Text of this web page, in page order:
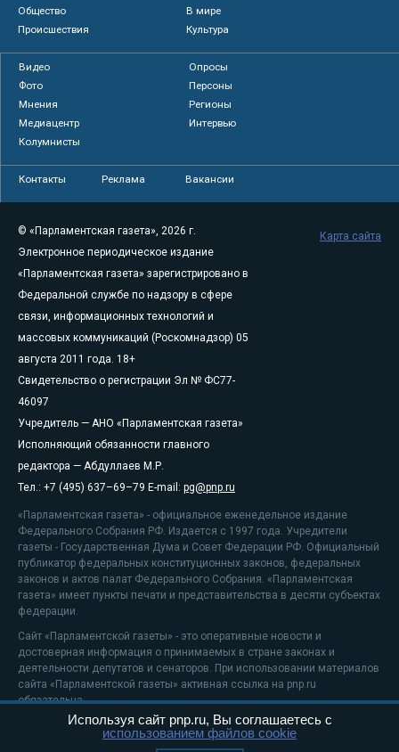
Общество
В мире
Происшествия
Культура
Видео
Опросы
Фото
Персоны
Мнения
Регионы
Медиацентр
Интервью
Колумнисты
Контакты Реклама Вакансии
© «Парламентская газета», 2026 г.
Электронное периодическое издание
«Парламентская газета» зарегистрировано в
Федеральной службе по надзору в сфере
связи, информационных технологий и
массовых коммуникаций (Роскомнадзор) 05
августа 2011 года. 18+
Свидетельство о регистрации Эл № ФС77-
46097
Учредитель — АНО «Парламентская газета»
Исполняющий обязанности главного
редактора — Абдуллаев М.Р.
Тел.: +7 (495) 637–69–79 E-mail: pg@pnp.ru
«Парламентская газета» - официальное еженедельное издание
Федерального Собрания РФ. Издается с 1997 года. Учредители
газеты - Государственная Дума и Совет Федерации РФ. Официальный
публикатор федеральных конституционных законов, федеральных
законов и актов палат Федерального Собрания. «Парламентская
газета» имеет пункты печати и представительства в десяти субъектах
федерации.
Сайт «Парламентской газеты» - это оперативные новости и
достоверная информация о принимаемых в стране законах и
деятельности депутатов и сенаторов. При использовании материалов
сайта «Парламентской газеты» активная ссылка на pnp.ru
обязательна.
На информационном ресурсе применяютсярекомендательные
Карта сайта
Используя сайт pnp.ru, Вы соглашаетесь с
использованием файлов cookie